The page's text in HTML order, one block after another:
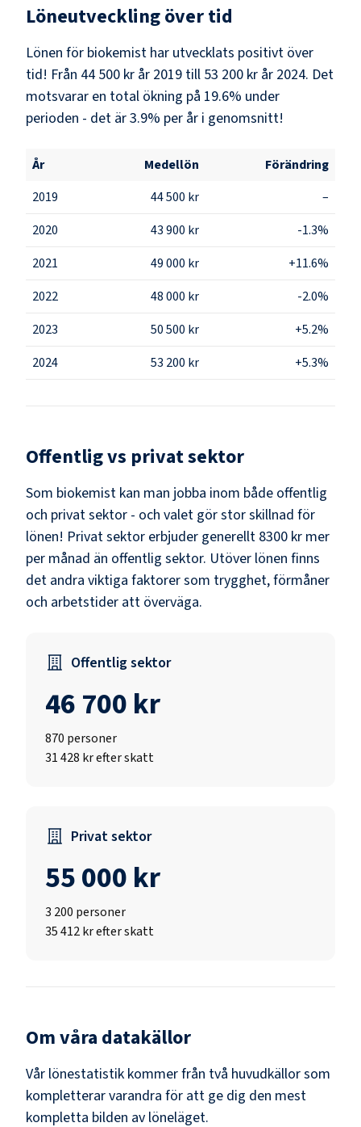
Löneutveckling över tid
Lönen för biokemist har utvecklats positivt över
tid! Från 44 500 kr år 2019 till 53 200 kr år 2024. Det
motsvarar en total ökning på 19.6% under
perioden - det är 3.9% per år i genomsnitt!
År Medellön
Förändring
2019
44 500 kr
–
2020
43 900 kr
-1.3%
2021
49 000 kr
+11.6%
2022
48 000 kr
-2.0%
2023
50 500 kr
+5.2%
2024
53 200 kr +5.3%
Offentlig vs privat sektor
Som biokemist kan man jobba inom både offentlig
och privat sektor - och valet gör stor skillnad för
lönen! Privat sektor erbjuder generellt 8300 kr mer
per månad än offentlig sektor. Utöver lönen finns
det andra viktiga faktorer som trygghet, förmåner
och arbetstider att överväga.
Offentlig sektor
46 700 kr
870 personer
31 428 kr efter skatt
Privat sektor
55 000 kr
3 200 personer
35 412 kr efter skatt
Om våra datakällor
Vår lönestatistik kommer från två huvudkällor som
kompletterar varandra för att ge dig den mest
kompletta bilden av löneläget.